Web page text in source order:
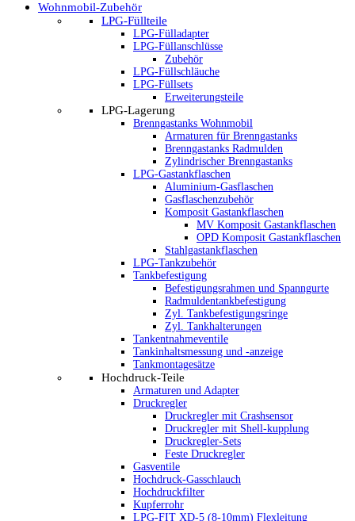
Wohnmobil-Zubehör
LPG-Füllteile
LPG-Fülladapter
LPG-Füllanschlüsse
Zubehör
LPG-Füllschläuche
LPG-Füllsets
Erweiterungsteile
LPG-Lagerung
Brenngastanks Wohnmobil
Armaturen für Brenngastanks
Brenngastanks Radmulden
Zylindrischer Brenngastanks
LPG-Gastankflaschen
Aluminium-Gasflaschen
Gasflaschenzubehör
Komposit Gastankflaschen
MV Komposit Gastankflaschen
OPD Komposit Gastankflaschen
Stahlgastankflaschen
LPG-Tankzubehör
Tankbefestigung
Befestigungsrahmen und Spanngurte
Radmuldentankbefestigung
Zyl. Tankbefestigungsringe
Zyl. Tankhalterungen
Tankentnahmeventile
Tankinhaltsmessung und -anzeige
Tankmontagesätze
Hochdruck-Teile
Armaturen und Adapter
Druckregler
Druckregler mit Crashsensor
Druckregler mit Shell-kupplung
Druckregler-Sets
Feste Druckregler
Gasventile
Hochdruck-Gasschlauch
Hochdruckfilter
Kupferrohr
LPG-FIT XD-5 (8-10mm) Flexleitung